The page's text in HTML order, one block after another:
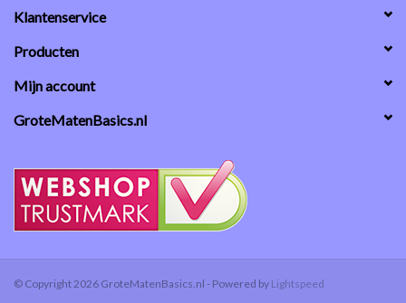
Klantenservice
Producten
Mijn account
GroteMatenBasics.nl
© Copyright 2026 GroteMatenBasics.nl - Powered by Lightspeed